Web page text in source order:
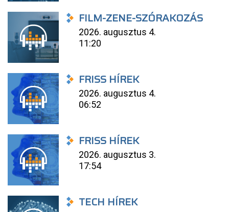
FILM-ZENE-SZÓRAKOZÁS
2026. augusztus 4.
11:20
FRISS HÍREK
2026. augusztus 4.
06:52
FRISS HÍREK
2026. augusztus 3.
17:54
TECH HÍREK